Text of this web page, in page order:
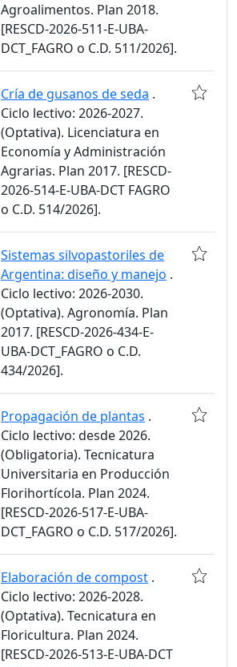
Agroalimentos. Plan 2018.
[RESCD-2026-511-E-UBA-
DCT_FAGRO o C.D. 511/2026].
Cría de gusanos de seda .
Ciclo lectivo: 2026-2027.
(Optativa). Licenciatura en
Economía y Administración
Agrarias. Plan 2017. [RESCD-
2026-514-E-UBA-DCT FAGRO
o C.D. 514/2026].
Sistemas silvopastoriles de
Argentina: diseño y manejo .
Ciclo lectivo: 2026-2030.
(Optativa). Agronomía. Plan
2017. [RESCD-2026-434-E-
UBA-DCT_FAGRO o C.D.
434/2026].
Propagación de plantas .
Ciclo lectivo: desde 2026.
(Obligatoria). Tecnicatura
Universitaria en Producción
Florihortícola. Plan 2024.
[RESCD-2026-517-E-UBA-
DCT_FAGRO o C.D. 517/2026].
Elaboración de compost .
Ciclo lectivo: 2026-2028.
(Optativa). Tecnicatura en
Floricultura. Plan 2024.
[RESCD-2026-513-E-UBA-DCT